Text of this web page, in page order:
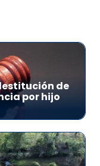
de
por hijo